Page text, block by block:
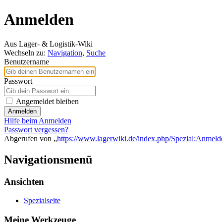
Anmelden
Aus Lager- & Logistik-Wiki
Wechseln zu: Navigation, Suche
Benutzername
Passwort
Angemeldet bleiben
Anmelden
Hilfe beim Anmelden
Passwort vergessen?
Abgerufen von „https://www.lagerwiki.de/index.php/
Navigationsmenü
Ansichten
Spezialseite
Meine Werkzeuge